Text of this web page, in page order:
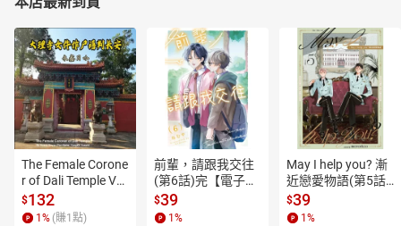
The Female Corone
r of Dali Temple Vo
l.6【有聲書】
$132
1 % (賺1 點)
前輩，請跟我交往
(第6話)完【電子
書】
$39
1 %
May I help you? 漸
近戀愛物語(第5話)
【電子書】
$39
1 %